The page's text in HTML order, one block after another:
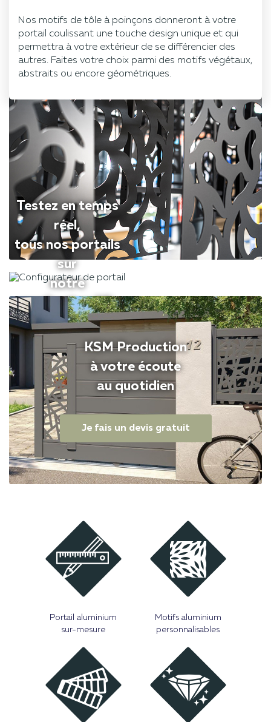
Nos motifs de tôle à poinçons donneront à votre
portail coulissant une touche design unique et qui
permettra à votre extérieur de se différencier des
autres. Faites votre choix parmi des motifs végétaux,
abstraits ou encore géométriques.
Testez en temps
réel,
tous nos portails
sur
notre
application 3D
Configurez mon portail
KSM Production
à votre écoute
au quotidien
Je fais un devis gratuit
Portail aluminium
sur-mesure
Motifs aluminium
personnalisables